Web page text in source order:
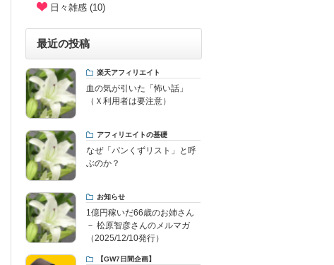
日々雑感 (10)
最近の投稿
楽天アフィリエイト
血の気が引いた「怖い話」
（Ｘ利用者は要注意）
アフィリエイトの基礎
なぜ「パンくずリスト」と呼
ぶのか？
お知らせ
1億円稼いだ66歳のお姉さん
－ 松原智彦さんのメルマガ
（2025/12/10発行）
【GW7日間企画】